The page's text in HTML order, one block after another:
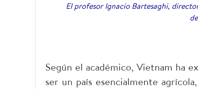
El profesor Ignacio Bartesaghi,
Según el académico, Vietnam ha
ser un país esencialmente